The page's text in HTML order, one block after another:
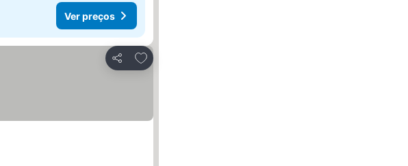
Ver preços
Partilhar
Adicionar aos favoritos